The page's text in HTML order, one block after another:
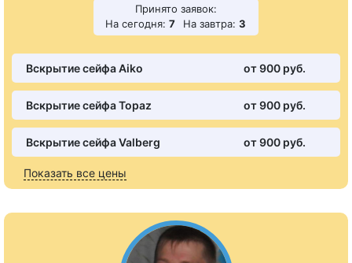
Принято заявок:
На сегодня: 7 На завтра: 3
Вскрытие сейфа Aiko от 900 pуб.
Вскрытие сейфа Topaz от 900 pуб.
Вскрытие сейфа Valberg от 900 pуб.
Показать все цены